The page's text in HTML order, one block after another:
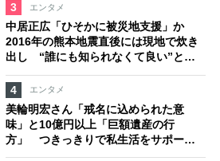
3 エンタメ
中居正広「ひそかに被災地支援」か
2016年の熊本地震直後には現地で炊き
出し “誰にも知られなくて良い”と、
4
エンタメ
美輪明宏さん「戒名に込められた意
味」と10億円以上「巨額遺産の行
方」 つきっきりで私生活をサポート
していた元俳優が相続か